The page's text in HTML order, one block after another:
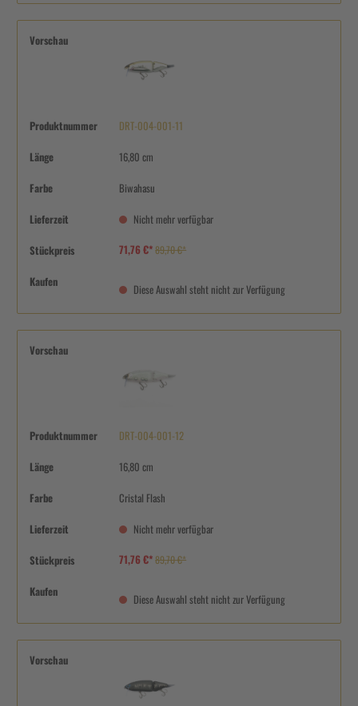
Vorschau
Produktnummer DRT-004-001-11
Länge 16,80 cm
Farbe Biwahasu
Lieferzeit Nicht mehr verfügbar
Stückpreis 71,76 €*89,70 €*
Kaufen
Diese Auswahl steht nicht zur Verfügung
Vorschau
Produktnummer DRT-004-001-12
Länge 16,80 cm
Farbe Cristal Flash
Lieferzeit Nicht mehr verfügbar
Stückpreis 71,76 €*89,70 €*
Kaufen
Diese Auswahl steht nicht zur Verfügung
Vorschau